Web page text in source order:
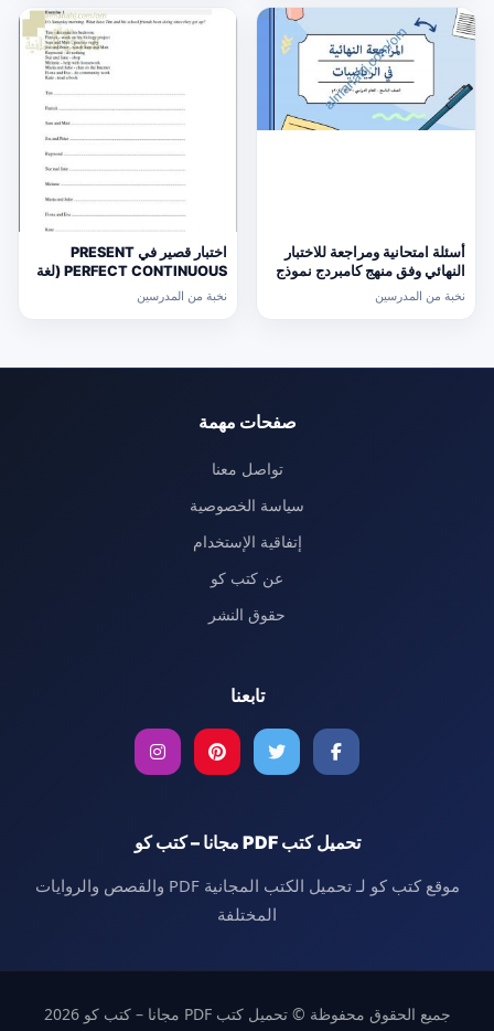
أسئلة امتحانية ومراجعة للاختبار
النهائي وفق منهج كامبردج نموذج
ثالث (رياضيات) التاسع
نخبة من المدرسين
اختبار قصير في PRESENT
PERFECT CONTINUOUS (لغة
انجليزية) حلقة ثانية
نخبة من المدرسين
صفحات مهمة
تواصل معنا
سياسة الخصوصية
إتفاقية الإستخدام
عن كتب كو
حقوق النشر
تابعنا
تحميل كتب PDF مجانا – كتب كو
موقع كتب كو لـ تحميل الكتب المجانية PDF والقصص والروايات
المختلفة
جميع الحقوق محفوظة © تحميل كتب PDF مجانا – كتب كو 2026